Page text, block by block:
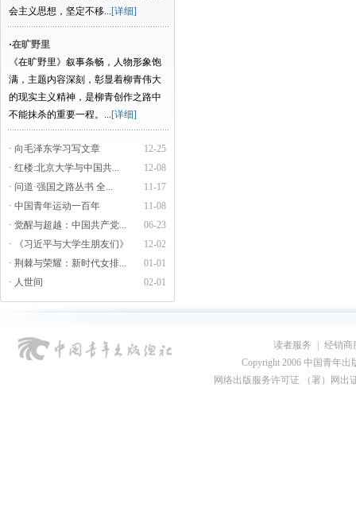
会主义思想，坚定不移...[详细]
·在旷野里
《在旷野里》叙事条畅，人物形象饱
满，主题内容深刻，彰显着柳青伟大
的现实主义精神，是柳青创作之路中
不能抹杀的重要一程。...[详细]
12-25
· 向毛泽东学习写文章
12-08
· 红楼:北京大学与中国共...
11-17
· 问道·强国之路丛书 全...
11-08
· 中国青年运动一百年
06-23
· 觉醒与超越：中国共产党...
12-02
· 《习近平与大学生朋友们》
01-01
· 荆棘与荣耀：新时代女排...
02-01
· 人世间
读者服务
经销商
Copyright 2006 中国青年出
网络出版服务许可证 （署）网出